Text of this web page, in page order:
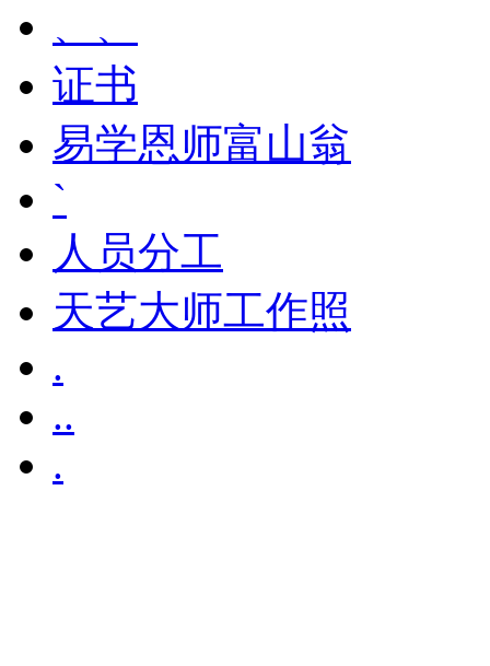
、、
证书
易学恩师富山翁
`
人员分工
天艺大师工作照
.
..
.